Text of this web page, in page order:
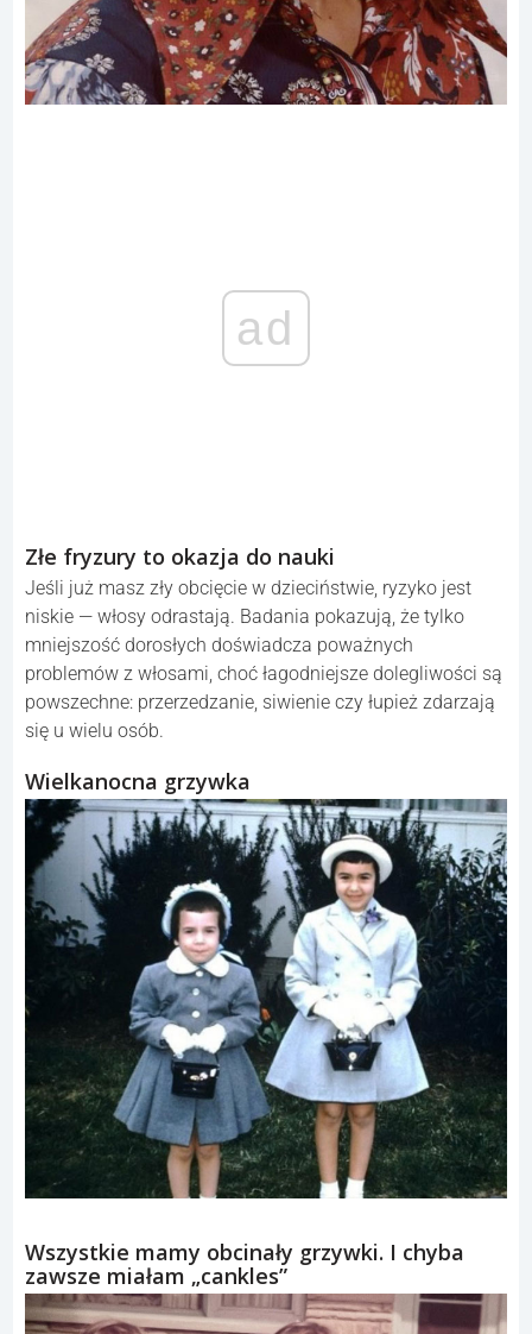
ad
Złe fryzury to okazja do nauki
Jeśli już masz zły obcięcie w dzieciństwie, ryzyko jest
niskie — włosy odrastają. Badania pokazują, że tylko
mniejszość dorosłych doświadcza poważnych
problemów z włosami, choć łagodniejsze dolegliwości są
powszechne: przerzedzanie, siwienie czy łupież zdarzają
się u wielu osób.
Wielkanocna grzywka
Wszystkie mamy obcinały grzywki. I chyba
zawsze miałam „cankles”